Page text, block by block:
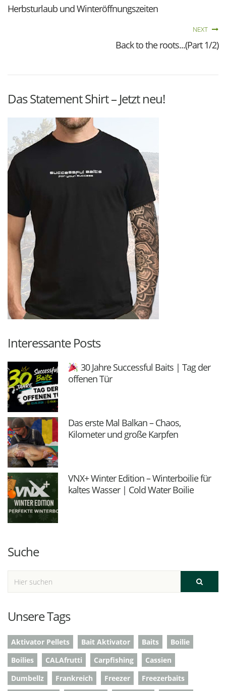
Herbsturlaub und Winteröffnungszeiten
NEXT
Back to the roots...(Part 1/2)
Das Statement Shirt – Jetzt neu!
Interessante Posts
30 Jahre Successful Baits | Tag der
offenen Tür
Das erste Mal Balkan – Chaos,
Kilometer und große Karpfen
VNX+ Winter Edition – Winterboilie für
kaltes Wasser | Cold Water Boilie
Suche
Unsere Tags
Aktivator Pellets Bait Aktivator Baits
Boilie
Boilies
CALAfrutti Carpfishing
Cassien
Dumbellz
Frankreich Freezer
Freezerbaits